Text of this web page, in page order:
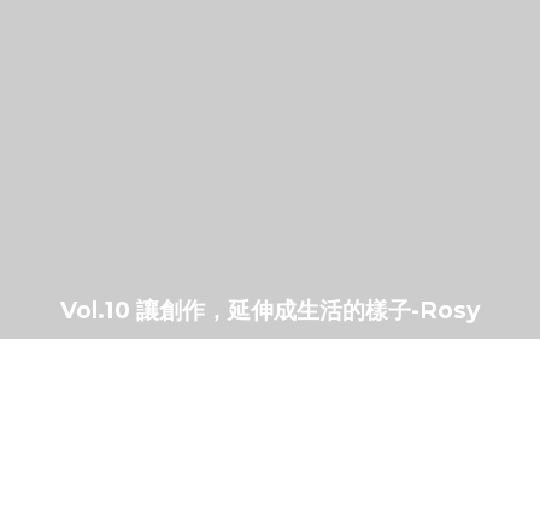
Vol.10 讓創作，延伸成生活的樣子-Rosy